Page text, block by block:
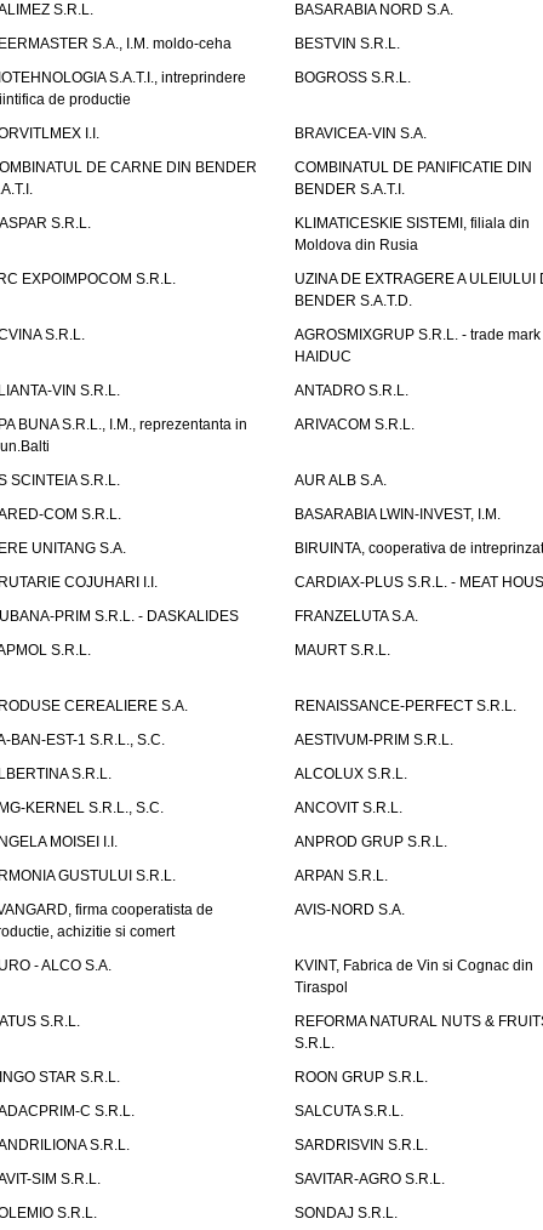
S.R.L.
BASARABIA NORD S.A.
S.A., I.M. moldo-ceha
BESTVIN S.R.L.
S.A.T.I., intreprindere
de productie
BOGROSS S.R.L.
I.I.
BRAVICEA-VIN S.A.
DE CARNE DIN BENDER
COMBINATUL DE PANIFICATIE DIN
BENDER S.A.T.I.
S.R.L.
KLIMATICESKIE SISTEMI, filiala din
Moldova din Rusia
EXPOIMPOCOM S.R.L.
UZINA DE EXTRAGERE A ULEIULUI
BENDER S.A.T.D.
S.R.L.
AGROSMIXGRUP S.R.L. - trade mark
HAIDUC
VIN S.R.L.
ANTADRO S.R.L.
BUNA S.R.L., I.M., reprezentanta in
ARIVACOM S.R.L.
SCINTEIA S.R.L.
AUR ALB S.A.
COM S.R.L.
BASARABIA LWIN-INVEST, I.M.
UNITANG S.A.
BIRUINTA, cooperativa de
COJUHARI I.I.
CARDIAX-PLUS S.R.L. - MEAT
PRIM S.R.L. - DASKALIDES
FRANZELUTA S.A.
S.R.L.
MAURT S.R.L.
CEREALIERE S.A.
RENAISSANCE-PERFECT S.R.L.
BAN-EST-1 S.R.L., S.C.
AESTIVUM-PRIM S.R.L.
S.R.L.
ALCOLUX S.R.L.
KERNEL S.R.L., S.C.
ANCOVIT S.R.L.
MOISEI I.I.
ANPROD GRUP S.R.L.
GUSTULUI S.R.L.
ARPAN S.R.L.
firma cooperatista de
achizitie si comert
AVIS-NORD S.A.
- ALCO S.A.
KVINT, Fabrica de Vin si Cognac din
Tiraspol
S.R.L.
REFORMA NATURAL NUTS &
S.R.L.
STAR S.R.L.
ROON GRUP S.R.L.
C S.R.L.
SALCUTA S.R.L.
S.R.L.
SARDRISVIN S.R.L.
SIM S.R.L.
SAVITAR-AGRO S.R.L.
S.R.L.
SONDAJ S.R.L.